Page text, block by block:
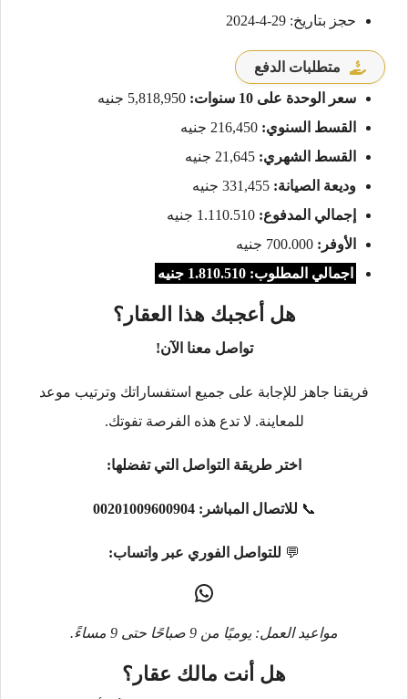
حجز بتاريخ: 29-4-2024
متطلبات الدفع
سعر الوحدة على 10 سنوات:
القسط السنوي:
القسط الشهري:
وديعة الصيانة:
إجمالي المدفوع: 1.110.510 جنيه
الأوفر:
اجمالي المطلوب: 1.810.510 جنيه
هل أعجبك هذا العقار؟
تواصل معنا الآن!
فريقنا جاهز للإجابة على جميع استفساراتك وترتيب موعد
للمعاينة. لا تدع هذه الفرصة تفوتك.
اختر طريقة التواصل التي تفضلها:
📞 للاتصال المباشر: 00201009600904
💬 للتواصل الفوري عبر واتساب:
مواعيد العمل: يوميًا من 9 صباحًا حتى 9 مساءً.
هل أنت مالك عقار؟